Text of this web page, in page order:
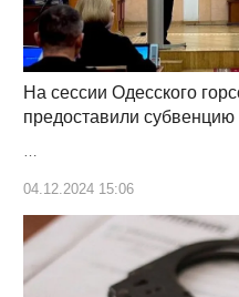
На сессии Одесского
предоставили ​​субвенцию
…
04.12.2024 15:06